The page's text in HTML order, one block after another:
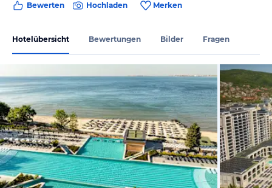
Bewerten Hochladen Merken
Hotelübersicht Bewertungen Bilder Fragen
vom